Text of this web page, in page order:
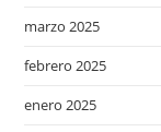
marzo 2025
febrero 2025
enero 2025